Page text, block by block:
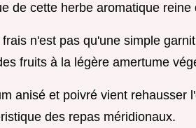
de cette herbe aromatique reine
n'est pas qu'une simple
fruits à la légère amertume
anisé et poivré vient rehausser
des repas méridionaux.